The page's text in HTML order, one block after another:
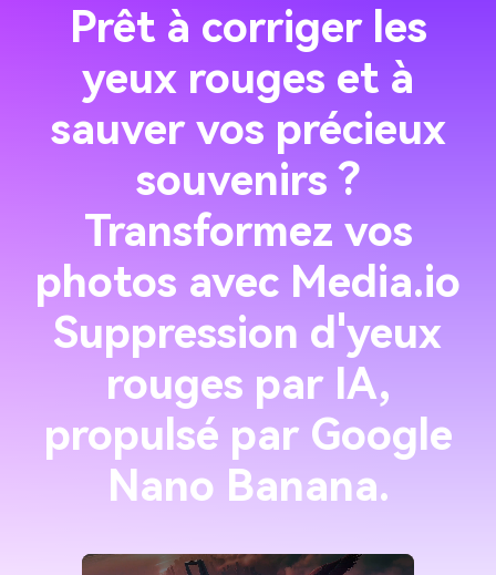
Prêt à corriger les
yeux rouges et à
sauver vos précieux
souvenirs ?
Transformez vos
photos avec Media.io
Suppression d'yeux
rouges par IA,
propulsé par Google
Nano Banana.